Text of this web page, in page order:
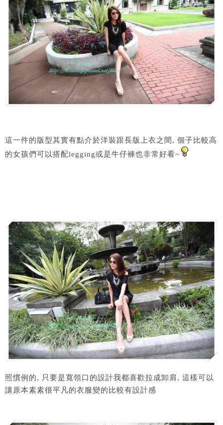
這一件的版型其實有點介於洋裝跟長版上衣之間, 個子比較高
的女孩們可以搭配legging或是牛仔褲也非常好看~
照慣例的, 只要是寬領口的設計我都喜歡拉成卸肩, 這樣可以
讓原本素素很平凡的衣服變的比較有設計感